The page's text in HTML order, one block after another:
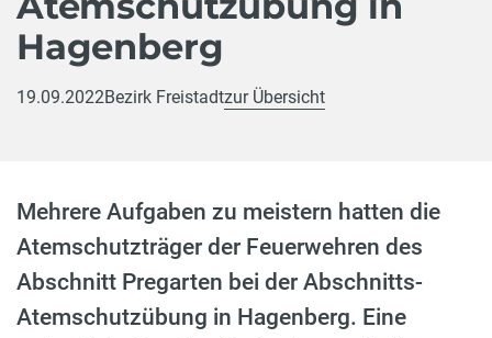
Hagenberg
19.09.2022Bezirk Freistadtzur Übersicht
Mehrere Aufgaben zu meistern hatten die
Atemschutzträger der Feuerwehren des
Abschnitt Pregarten bei der Abschnitts-
Atemschutzübung in Hagenberg. Eine